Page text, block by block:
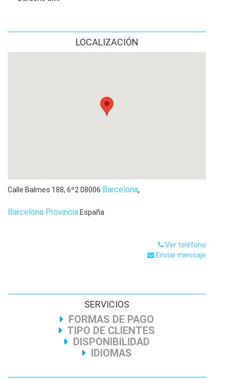
LOCALIZACIÓN
Calle Balmes 188, 6º2 08006 Barcelona,
Barcelona Provincia España
Ver teléfono
Enviar mensaje
SERVICIOS
FORMAS DE PAGO
TIPO DE CLIENTES
DISPONIBILIDAD
IDIOMAS